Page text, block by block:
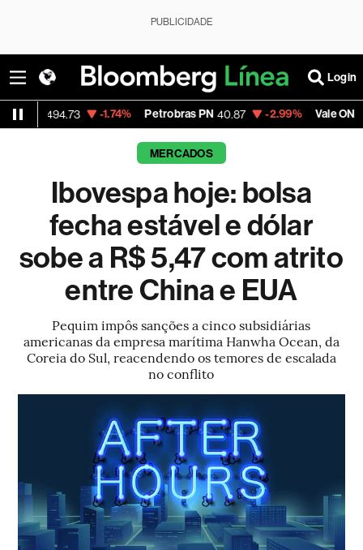
PUBLICIDADE
Login
-1.74% Petrobras PN 40.87 -2.99% Vale ON 74.97 -
MERCADOS
Ibovespa hoje: bolsa
fecha estável e dólar
sobe a R$ 5,47 com atrito
entre China e EUA
Pequim impôs sanções a cinco subsidiárias
americanas da empresa marítima Hanwha Ocean, da
Coreia do Sul, reacendendo os temores de escalada
no conflito